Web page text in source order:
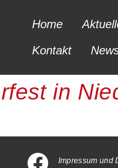
Home
Kontakt
in
Impressum und